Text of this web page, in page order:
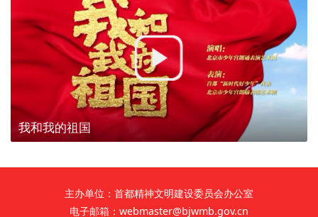
我和我的祖国
主办单位：首都精神文明建设委员会办公室
电子邮箱：webmaster@bjwmb.gov.cn